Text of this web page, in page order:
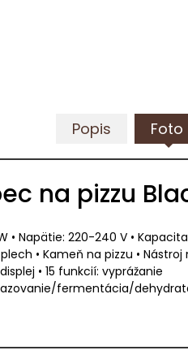
Popis Foto
na pizzu
Napätie: 220-240 V •
• Kameň na pizzu •
• 15 funkcií: vyprážanie
fermentácia/